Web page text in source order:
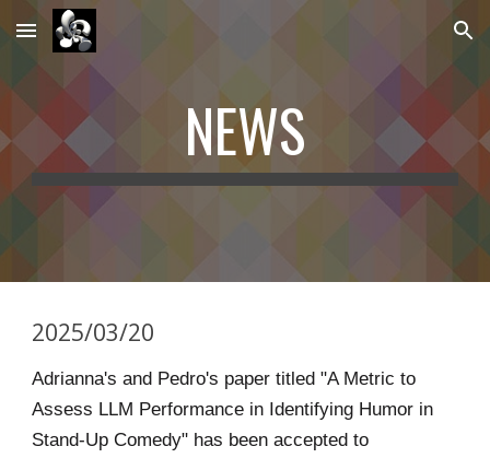
Skip to main content Skip to navigation
NEWS
2025/03/20
Adrianna's and Pedro's paper titled "A Metric to
Assess LLM Performance in Identifying Humor in
Stand-Up Comedy" has been accepted to